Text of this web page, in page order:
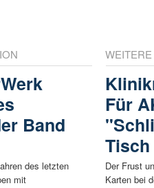
Band
des letzten
mit
Für
Tisch
Der Frust
Karten bei